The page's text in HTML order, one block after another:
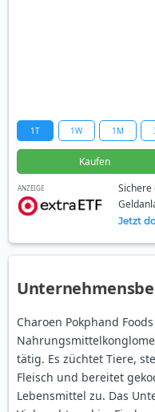
1T 1W 1M
Kaufen
ANZEIGE
Sichere
Jetzt
Charoen Pokphand
tätig. Es züchtet Tiere,
Fleisch und bereitet
Lebensmittel zu. Das